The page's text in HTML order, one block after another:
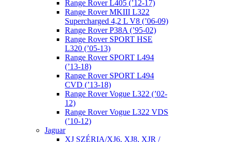
Range Rover L405 (’12-17)
Range Rover MKIII L322
Supercharged 4,2 L V8 (’06-09)
Range Rover P38A (’95-02)
Range Rover SPORT HSE
L320 (’05-13)
Range Rover SPORT L494
(’13-18)
Range Rover SPORT L494
CVD (’13-18)
Range Rover Vogue L322 (’02-
12)
Range Rover Vogue L322 VDS
(’10-12)
Jaguar
XJ SZÉRIA/XJ6, XJ8, XJR /